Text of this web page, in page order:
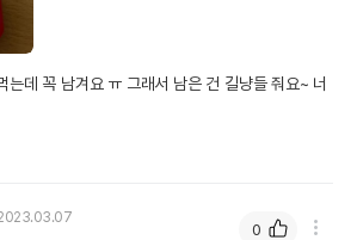
는데 꼭 남겨요 ㅠ 그래서 남은 건 길냥들 줘요~ 너
0